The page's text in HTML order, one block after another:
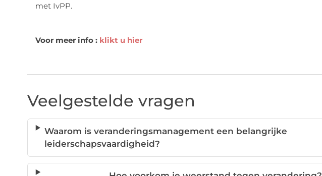
met IvPP.
Voor meer info : klikt u hier
Veelgestelde vragen
Waarom is veranderingsmanagement een belangrijke
leiderschapsvaardigheid?